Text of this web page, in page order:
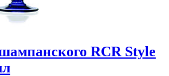
RCR Style